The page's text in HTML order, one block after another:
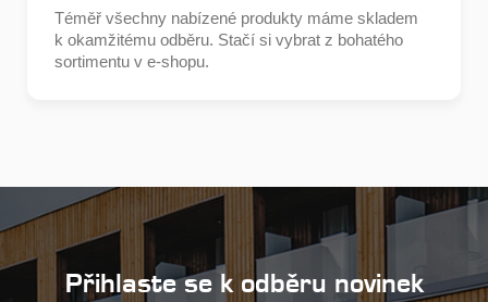
Téměř všechny nabízené produkty máme skladem
k okamžitému odběru. Stačí si vybrat z bohatého
sortimentu v e-shopu.
Přihlaste se k odběru novinek